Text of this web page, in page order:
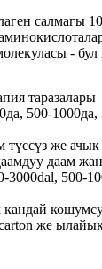
салмагы
-
таразалары
500-
түссүз же
даам
500-
же